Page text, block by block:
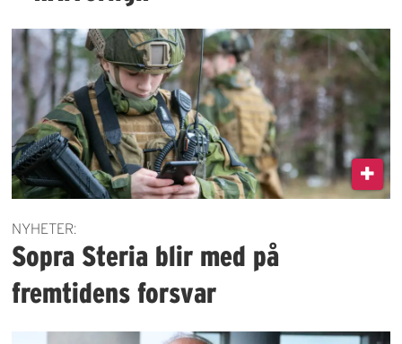
NYHETER:
Sopra Steria blir med på
fremtidens forsvar